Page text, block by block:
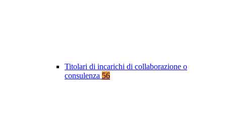
Titolari di incarichi di collaborazione o
consulenza 56